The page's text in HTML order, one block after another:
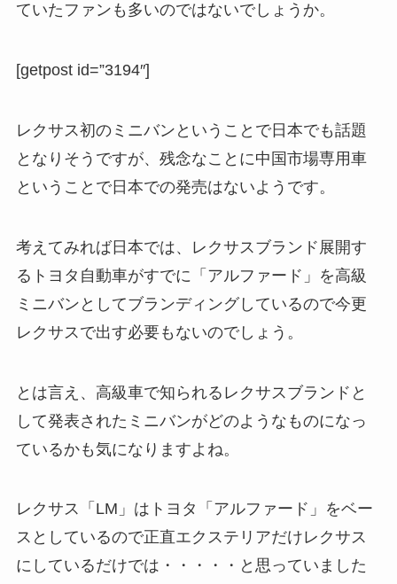
ていたファンも多いのではないでしょうか。
[getpost id=”3194″]
レクサス初のミニバンということで日本でも話題
となりそうですが、残念なことに中国市場専用車
ということで日本での発売はないようです。
考えてみれば日本では、レクサスブランド展開す
るトヨタ自動車がすでに「アルファード」を高級
ミニバンとしてブランディングしているので今更
レクサスで出す必要もないのでしょう。
とは言え、高級車で知られるレクサスブランドと
して発表されたミニバンがどのようなものになっ
ているかも気になりますよね。
レクサス「LM」はトヨタ「アルファード」をベー
スとしているので正直エクステリアだけレクサス
にしているだけでは・・・・・と思っていました